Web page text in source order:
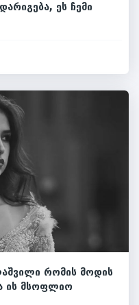
ეს ჩემი
რომის მოდის
ის მსოფლიო